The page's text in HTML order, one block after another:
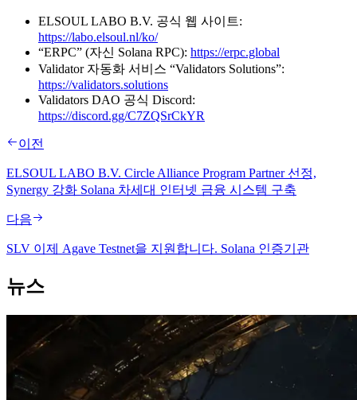
ELSOUL LABO B.V. 공식 웹 사이트:
https://labo.elsoul.nl/ko/
“ERPC” (자신 Solana RPC): https://erpc.global
Validator 자동화 서비스 “Validators Solutions”:
https://validators.solutions
Validators DAO 공식 Discord:
https://discord.gg/C7ZQSrCkYR
이전
ELSOUL LABO B.V. Circle Alliance Program Partner 선정,
Synergy 강화 Solana 차세대 인터넷 금융 시스템 구축
다음
SLV 이제 Agave Testnet을 지원합니다. Solana 인증기관
뉴스